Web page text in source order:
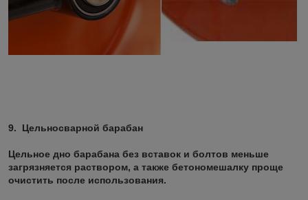
9. Цельносварной барабан
Цельное дно барабана без вставок и болтов меньше
загрязняется раствором, а также бетономешалку проще
очистить после использования.